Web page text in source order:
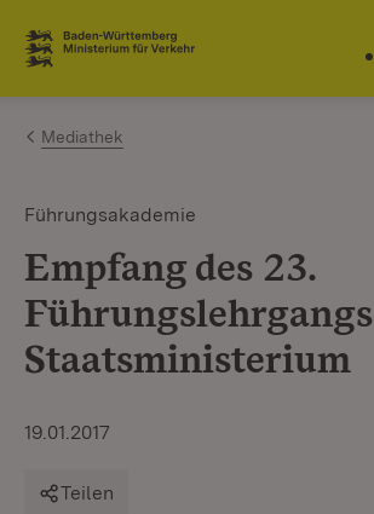
Zum Inhalt springen
Link zur Startseite
Mediathek
Führungsakademie
Empfang des 23.
Staatsministerium
19.01.2017
Teilen